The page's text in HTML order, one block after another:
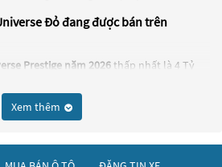
Đỏ đang được bán trên
Prestige năm 2026thấp nhất là 4 Tỷ
năm 2016thấp nhất là 1 Tỷ 200 Triệu
Xem thêm